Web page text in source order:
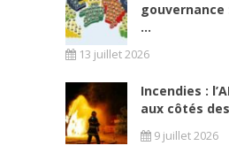
...
13 juillet 2026
Incendies :
aux côtés
9 juillet 2026